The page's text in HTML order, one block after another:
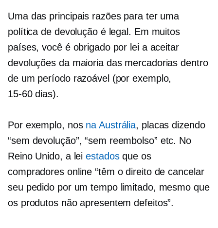
Uma das principais razões para ter uma
política de devolução é legal. Em muitos
países, você é obrigado por lei a aceitar
devoluções da maioria das mercadorias dentro
de um período razoável (por exemplo,
15-60dias).
Por exemplo, nos na Austrália, placas dizendo
“sem devolução”, “sem reembolso” etc. No
Reino Unido, a leiestadosque os
compradores online “têm o direito de cancelar
seu pedido por um tempo limitado, mesmo que
os produtos não apresentem defeitos”.